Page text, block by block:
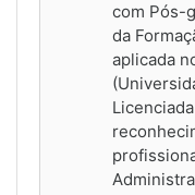
com Pós-
da
aplicada